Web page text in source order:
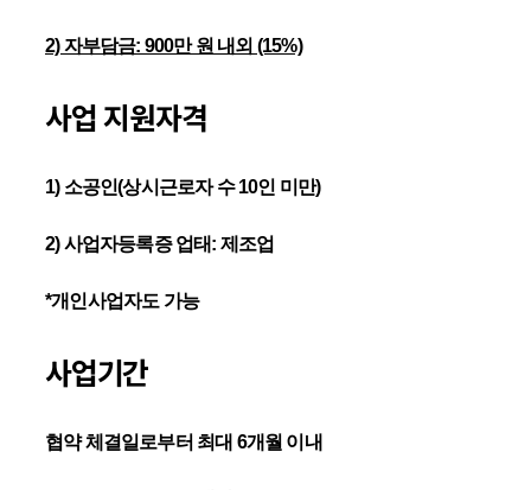
2) 자부담금: 900만 원 내외 (15%)
사업 지원자격
1) 소공인(상시근로자 수 10인 미만)
2) 사업자등록증 업태: 제조업
*개인사업자도 가능
사업기간
협약 체결일로부터 최대 6개월 이내